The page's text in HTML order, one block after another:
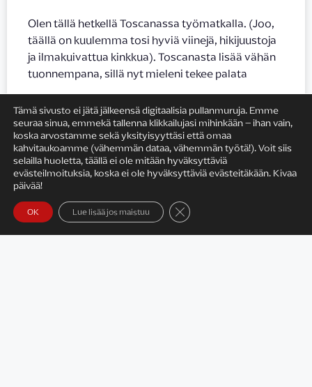
Olen tällä hetkellä Toscanassa työmatkalla. (Joo,
täällä on kuulemma tosi hyviä viinejä, hikijuustoja
ja ilmakuivattua kinkkua). Toscanasta lisää vähän
tuonnempana, sillä nyt mieleni tekee palata
LUE LISÄÄ »
18.5.2015
Tämä sivusto ei jätä jälkeensä digitaalisia pullanmuruja. Emme
seuraa sinua, emmekä tallenna klikkailujasi mihinkään – ihan vain,
koska arvostamme sekä yksityisyyttäsi että omaa
kahvitaukoamme (vähemmän dataa, vähemmän työtä!). Voit siis
selailla huoletta, täällä ei ole mitään hyväksyttäviä
evästeilmoituksia, koska ei ole hyväksyttäviä evästeitäkään. Kivaa
päivää!
OK Lue lisää jos maistuu Sulje evästebanneri